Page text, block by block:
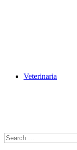
Veterinaria